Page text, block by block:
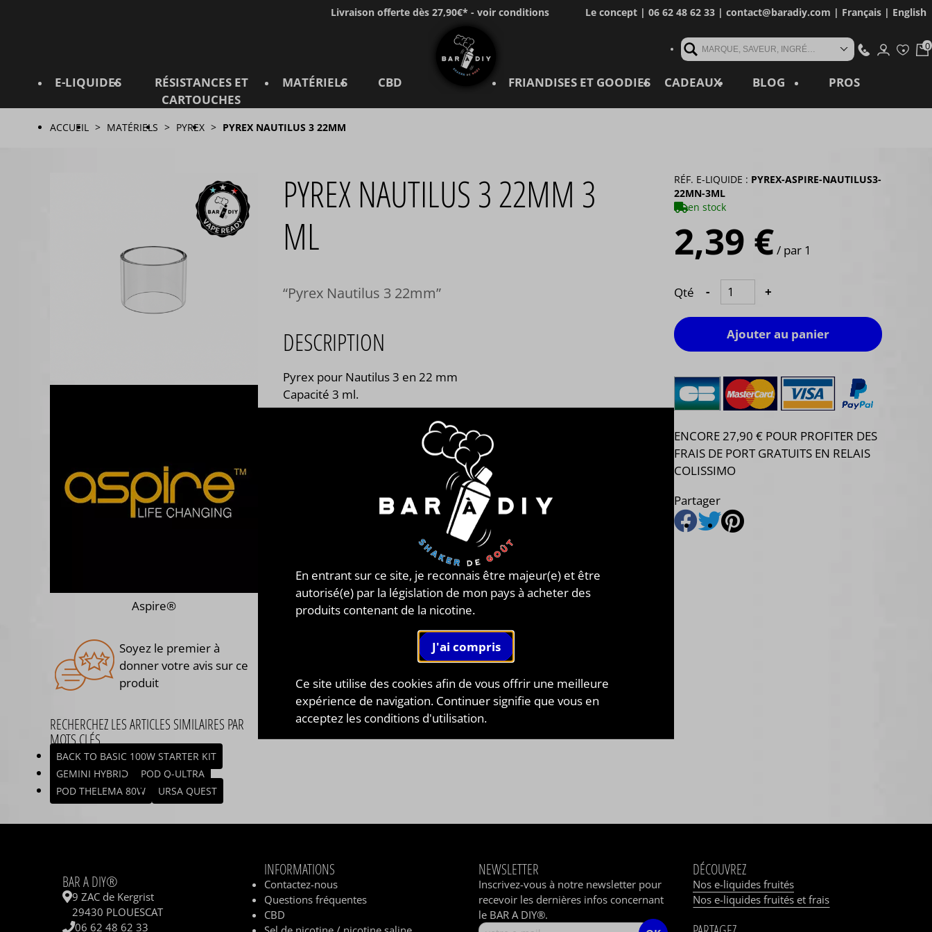
Livraison offerte dès 27,90€* - voir conditions Le concept| 06 62 48 62 33 | contact@baradiy.com | Français| English
MARQUE, SAVEUR, INGRÉDIENT, RÉFÉRENCE, MOT CLÉ...
E-LIQUIDES
RÉSISTANCES ET
CARTOUCHES
MATÉRIELS CBD FRIANDISES ET GOODIES CADEAUX BLOG PROS
ACCUEIL MATÉRIELS PYREX PYREX NAUTILUS 3 22MM
PYREX NAUTILUS 3 22MM 3
ML
Pyrex Nautilus 3 22mm
DESCRIPTION
Pyrex pour Nautilus 3 en 22 mm
Capacité 3 ml.
RÉF. E-LIQUIDE : PYREX-ASPIRE-NAUTILUS3-
22MN-3ML
en stock
2,39 €/ par 1
Qté - +
Ajouter au panier
ENCORE 27,90 € POUR PROFITER DES
FRAIS DE PORT GRATUITS EN RELAIS
COLISSIMO
Partager
Aspire®
Soyez le premier à
donner votre avis sur ce
produit
RECHERCHEZ LES ARTICLES SIMILAIRES PAR
MOTS CLÉS
BACK TO BASIC 100W STARTER KIT
GEMINI HYBRID
POD Q-ULTRA
POD THELEMA 80W
URSA QUEST
BAR A DIY®
9 ZAC de Kergrist
29430 PLOUESCAT
06 62 48 62 33
INFORMATIONS
Contactez-nous
Questions fréquentes
CBD
NEWSLETTER
Inscrivez-vous à notre newsletter pour
recevoir les dernières infos concernant
le BAR A DIY®.
DÉCOUVREZ
Nos e-liquides fruités
Nos e-liquides fruités et frais
En entrant sur ce site, je reconnais être majeur(e) et être
autorisé(e) par la législation de mon pays à acheter des
produits contenant de la nicotine.
Ce site utilise des cookies afin de vous offrir une meilleure
expérience de navigation. Continuer signifie que vous en
acceptez les conditions d'utilisation.